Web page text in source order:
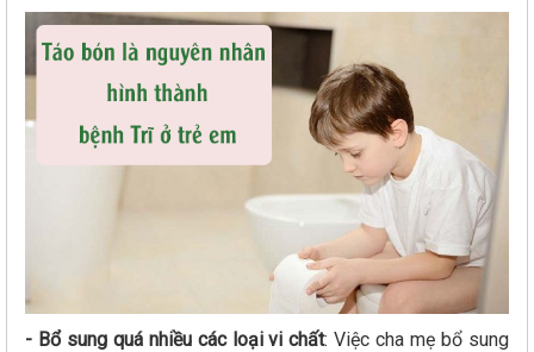
- Bổ sung quá nhiều các loại vi chất: Việc cha mẹ bổ sung